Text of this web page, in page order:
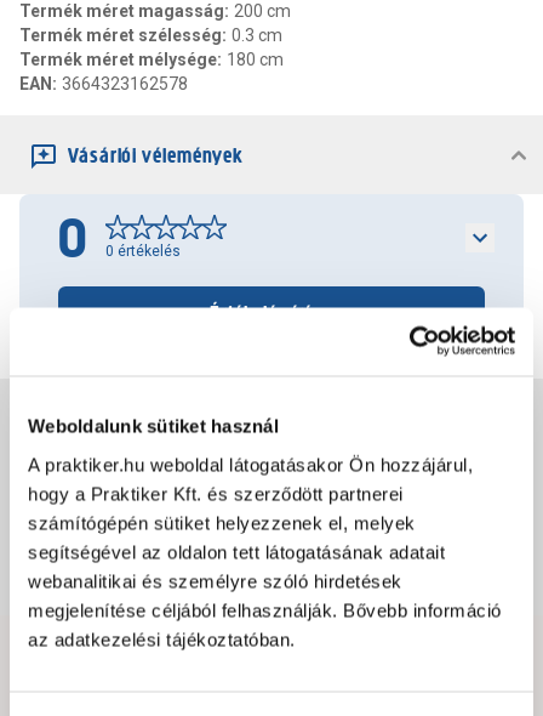
Weboldalunk sütiket használ
A praktiker.hu weboldal látogatásakor Ön hozzájárul,
hogy a Praktiker Kft. és szerződött partnerei
számítógépén sütiket helyezzenek el, melyek
segítségével az oldalon tett látogatásának adatait
webanalitikai és személyre szóló hirdetések
megjelenítése céljából felhasználják. Bővebb információ
az adatkezelési tájékoztatóban.
Termék méret magasság: 200 cm
Termék méret szélesség: 0.3 cm
Termék méret mélysége: 180 cm
EAN : 3664323162578
Vásárlói vélemények
0 0 értékelés
Értékelés írása
Jótállás, szavatosság
Csomagolási és súly információk
Dokumentumok, felelős személy